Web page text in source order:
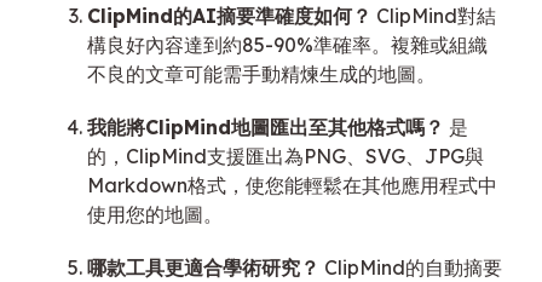
ClipMind的AI摘要準確度如何？ ClipMind對結
構良好內容達到約85-90%準確率。複雜或組織
不良的文章可能需手動精煉生成的地圖。
我能將ClipMind地圖匯出至其他格式嗎？ 是
的，ClipMind支援匯出為PNG、SVG、JPG與
Markdown格式，使您能輕鬆在其他應用程式中
使用您的地圖。
哪款工具更適合學術研究？ ClipMind的自動摘要